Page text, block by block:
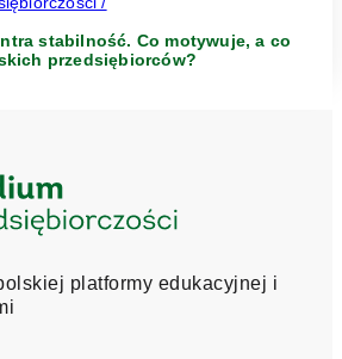
stabilność. Co motywuje, a co
przedsiębiorców?
platformy edukacyjnej i